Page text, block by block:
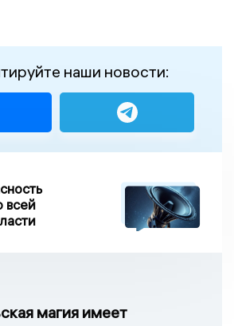
наши новости:
всей
магия имеет